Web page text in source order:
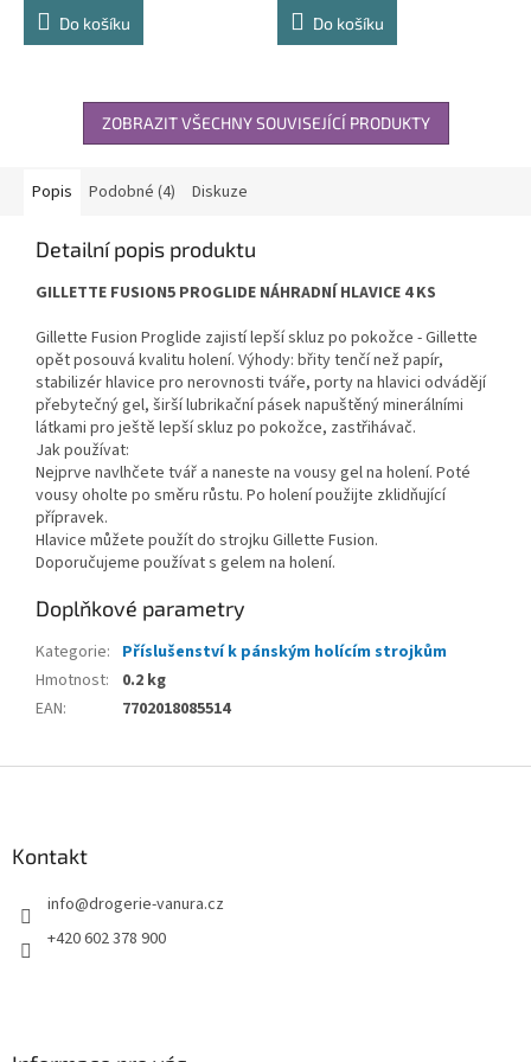
Do košíku Do košíku
ZOBRAZIT VŠECHNY SOUVISEJÍCÍ PRODUKTY
Popis Podobné (4) Diskuze
Detailní popis produktu
GILLETTE FUSION5 PROGLIDE NÁHRADNÍ HLAVICE 4 KS
Gillette Fusion Proglide zajistí lepší skluz po pokožce - Gillette
opět posouvá kvalitu holení. Výhody: břity tenčí než papír,
stabilizér hlavice pro nerovnosti tváře, porty na hlavici odvádějí
přebytečný gel, širší lubrikační pásek napuštěný minerálními
látkami pro ještě lepší skluz po pokožce, zastřihávač.
Jak používat:
Nejprve navlhčete tvář a naneste na vousy gel na holení. Poté
vousy oholte po směru růstu. Po holení použijte zklidňující
přípravek.
Hlavice můžete použít do strojku Gillette Fusion.
Doporučujeme používat s gelem na holení.
Doplňkové parametry
Kategorie: Příslušenství k pánským holícím strojkům
Hmotnost:
0.2 kg
EAN: 7702018085514
Kontakt
info@drogerie-vanura.cz
+420 602 378 900